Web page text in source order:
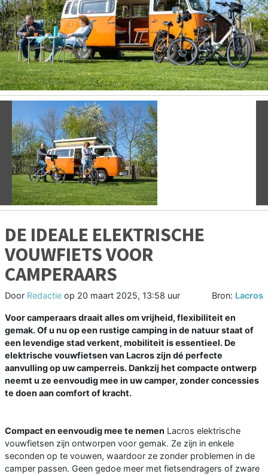
Vorige
DE IDEALE ELEKTRISCHE
VOUWFIETS VOOR
CAMPERAARS
Door Redactie op 20 maart 2025, 13:58 uur Bron: Lacros
Voor camperaars draait alles om vrijheid, flexibiliteit en
gemak. Of u nu op een rustige camping in de natuur staat of
een levendige stad verkent, mobiliteit is essentieel. De
elektrische vouwfietsen van Lacros zijn dé perfecte
aanvulling op uw camperreis. Dankzij het compacte ontwerp
neemt u ze eenvoudig mee in uw camper, zonder concessies
te doen aan comfort of kracht.
Compact en eenvoudig mee te nemen Lacros elektrische
vouwfietsen zijn ontworpen voor gemak. Ze zijn in enkele
seconden op te vouwen, waardoor ze zonder problemen in de
camper passen. Geen gedoe meer met fietsendragers of zware